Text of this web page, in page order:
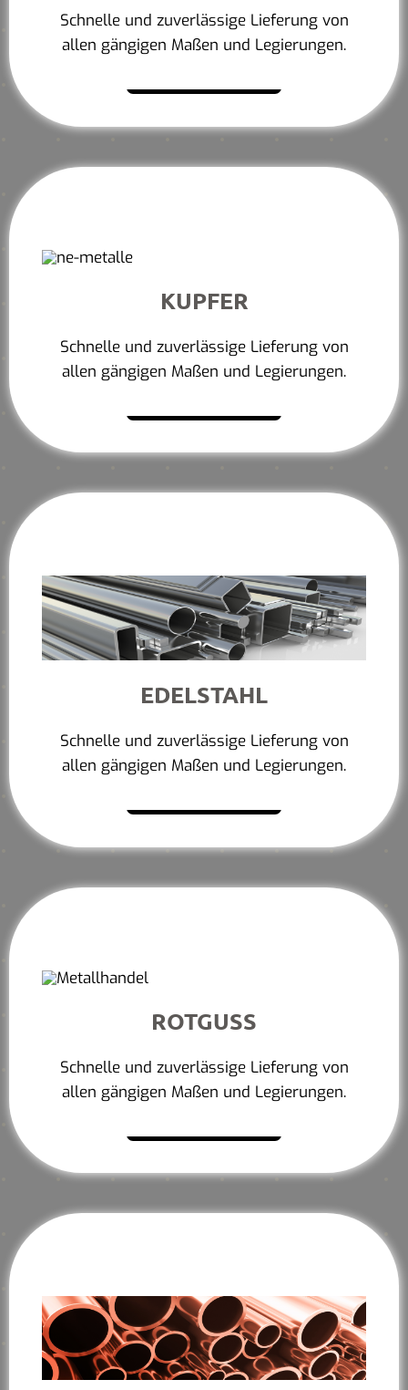
Schnelle und zuverlässige Lieferung von
allen gängigen Maßen und Legierungen.
KUPFER
Schnelle und zuverlässige Lieferung von
allen gängigen Maßen und Legierungen.
EDELSTAHL
Schnelle und zuverlässige Lieferung von
allen gängigen Maßen und Legierungen.
ROTGUSS
Schnelle und zuverlässige Lieferung von
allen gängigen Maßen und Legierungen.